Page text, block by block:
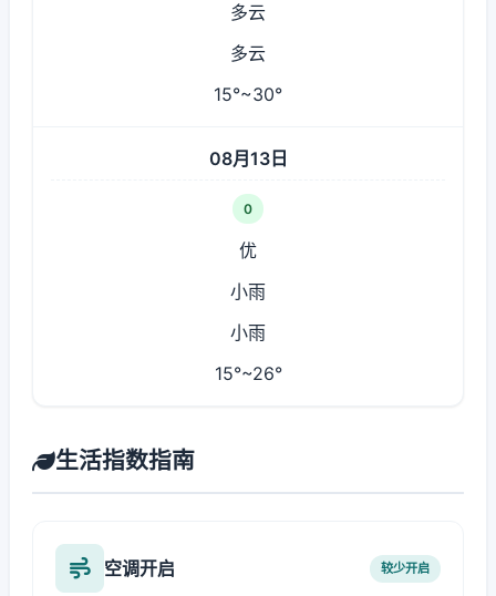
多云
多云
15°~30°
08月13日
0
优
小雨
小雨
15°~26°
生活指数指南
空调开启 较少开启